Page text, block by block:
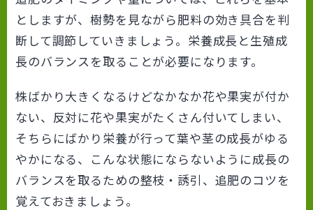
としますが、樹勢を見ながら肥料の効き具合を判
断して調節していきましょう。栄養成長と生殖成
長のバランスを取ることが必要になります。
株ばかり大きくなるけどなかなか花や果実が付か
ない、反対に花や果実がたくさん付いてしまい、
そちらにばかり栄養が行って葉や茎の成長がゆる
やかになる、こんな状態にならないように成長の
バランスを取るための整枝・誘引、追肥のコツを
覚えておきましょう。